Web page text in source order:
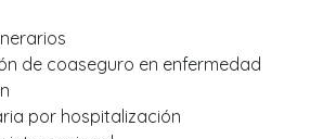
de coaseguro en enfermedad
por hospitalización